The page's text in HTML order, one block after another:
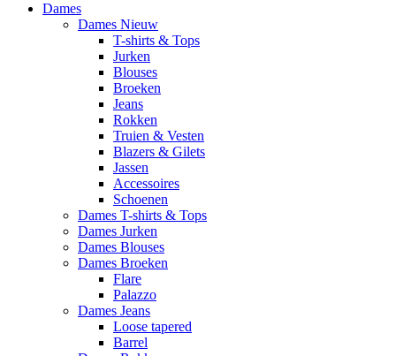
Dames
Dames Nieuw
T-shirts & Tops
Jurken
Blouses
Broeken
Jeans
Rokken
Truien & Vesten
Blazers & Gilets
Jassen
Accessoires
Schoenen
Dames T-shirts & Tops
Dames Jurken
Dames Blouses
Dames Broeken
Flare
Palazzo
Dames Jeans
Loose tapered
Barrel